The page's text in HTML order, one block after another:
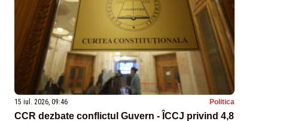
15 iul. 2026, 09:46 Politica
CCR dezbate conflictul Guvern - ÎCCJ privind 4,8